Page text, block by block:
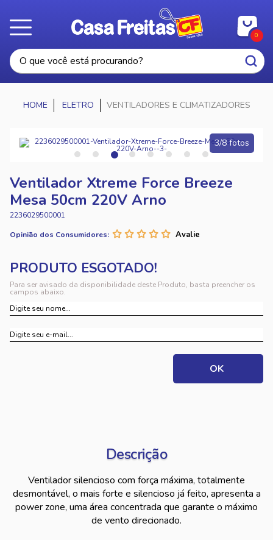
0
ELETRO VENTILADORES E CLIMATIZADORES
3/8 fotos
Ventilador Xtreme Force Breeze
Mesa 50cm 220V Arno
2236029500001
Opinião dos Consumidores:
Para ser avisado da disponibilidade deste Produto, basta preencher os
campos abaixo.
Descrição
Ventilador silencioso com força máxima, totalmente
desmontável, o mais forte e silencioso já feito, apresenta a
power zone, uma área concentrada que garante o máximo
de vento direcionado.